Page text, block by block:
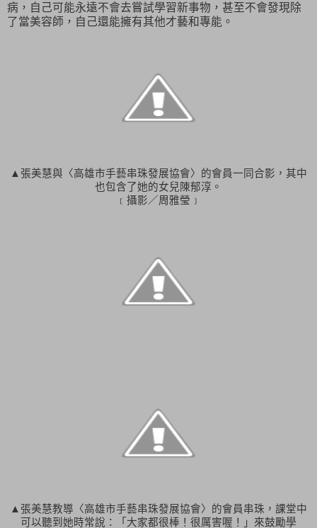
病，自己可能永遠不會去嘗試學習新事物，甚至不會發現除
了當美容師，自己還能擁有其他才藝和專能。
▲張美慧與〈高雄市手藝串珠發展協會〉的會員一同合影，其中
也包含了她的女兒陳郁淳。
﹝攝影／周雅瑩﹞
▲張美慧教導〈高雄市手藝串珠發展協會〉的會員串珠，課堂中
可以聽到她時常說：「大家都很棒！很厲害喔！」來鼓勵學